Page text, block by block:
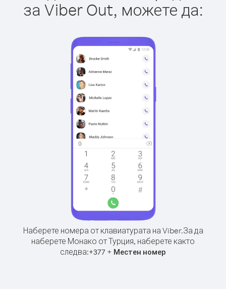
за Viber Out, можете да:
Наберете номера от клавиатурата на Viber.За да
наберете Монако от Турция, наберете както
следва:+377 + Местен номер